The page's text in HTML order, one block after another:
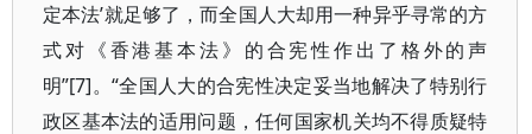
定本法’就足够了，而全国人大却用一种异乎寻常的方
式对《香港基本法》的合宪性作出了格外的声
明”[7]。“全国人大的合宪性决定妥当地解决了特别行
政区基本法的适用问题，任何国家机关均不得质疑特